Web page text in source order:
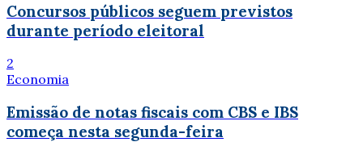
Concursos públicos seguem previstos
durante período eleitoral
2
Economia
Emissão de notas fiscais com CBS e IBS
começa nesta segunda-feira